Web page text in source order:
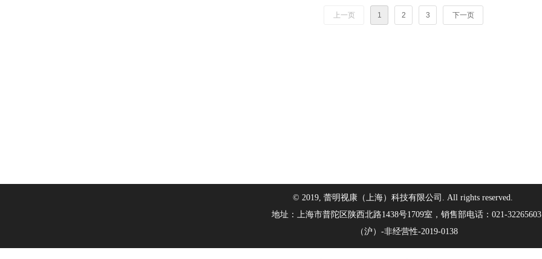
上一页 1 2 3 下一页
© 2019, 蕾明视康（上海）科技有限公司. All rights reserved.
地址：上海市普陀区陕西北路1438号1709室，销售部电话：021-32265603
（沪）-非经营性-2019-0138